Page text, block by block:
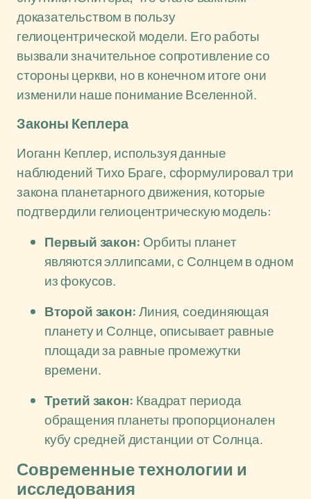
доказательством в пользу
гелиоцентрической модели. Его работы
вызвали значительное сопротивление со
стороны церкви, но в конечном итоге они
изменили наше понимание Вселенной.
Законы Кеплера
Иоганн Кеплер, используя данные
наблюдений Тихо Браге, сформулировал три
закона планетарного движения, которые
подтвердили гелиоцентрическую модель:
Первый закон: Орбиты планет
являются эллипсами, с Солнцем в одном
из фокусов.
Второй закон:Линия, соединяющая
планету и Солнце, описывает равные
площади за равные промежутки
времени.
Третий закон: Квадрат периода
обращения планеты пропорционален
кубу средней дистанции от Солнца.
Современные технологии и
исследования